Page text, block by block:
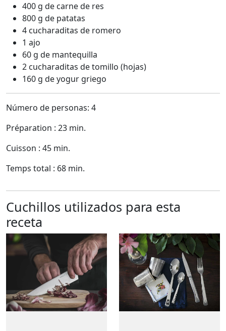
400 g de carne de res
800 g de patatas
4 cucharaditas de romero
1 ajo
60 g de mantequilla
2 cucharaditas de tomillo (hojas)
160 g de yogur griego
Número de personas: 4
Préparation : 23 min.
Cuisson : 45 min.
Temps total : 68 min.
Cuchillos utilizados para esta
receta